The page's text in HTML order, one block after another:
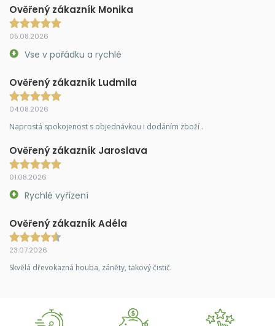
Ověřený zákazník Monika
05.08.2026
Vse v pořádku a rychlé
Ověřený zákazník Ludmila
04.08.2026
Naprostá spokojenost s objednávkou i dodáním zboží .
Ověřený zákazník Jaroslava
01.08.2026
Rychlé vyřízení
Ověřený zákazník Adéla
23.07.2026
Skvělá dřevokazná houba, záněty, takový čistič.